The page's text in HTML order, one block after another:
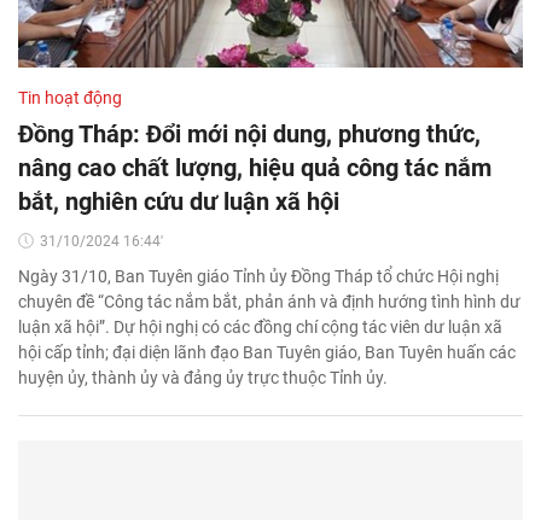
Tin hoạt động
Đồng Tháp: Đổi mới nội dung, phương thức,
nâng cao chất lượng, hiệu quả công tác nắm
bắt, nghiên cứu dư luận xã hội
31/10/2024 16:44'
Ngày 31/10, Ban Tuyên giáo Tỉnh ủy Đồng Tháp tổ chức Hội nghị
chuyên đề “Công tác nắm bắt, phản ánh và định hướng tình hình dư
luận xã hội”. Dự hội nghị có các đồng chí cộng tác viên dư luận xã
hội cấp tỉnh; đại diện lãnh đạo Ban Tuyên giáo, Ban Tuyên huấn các
huyện ủy, thành ủy và đảng ủy trực thuộc Tỉnh ủy.